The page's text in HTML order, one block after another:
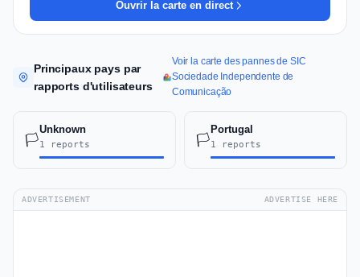
Ouvrir la carte en direct
Principaux pays par
rapports d'utilisateurs
Voir la carte des pannes de SIC
Sociedade Independente de
Comunicação
🏳️
Unknown
1 reports 🏳️
Portugal
1 reports
ADVERTISEMENT ADVERTISE HERE